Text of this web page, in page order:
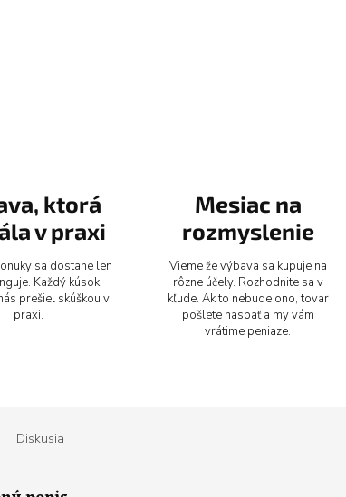
ktorá
v praxi
sa dostane len
Každý kúsok
prešiel skúškou v
praxi.
Mesiac na
rozmyslenie
Vieme že výbava sa kupuje na
rôzne účely. Rozhodnite sa v
kľude. Ak to nebude ono, tovar
pošlete naspať a my vám
vrátime peniaze.
Diskusia